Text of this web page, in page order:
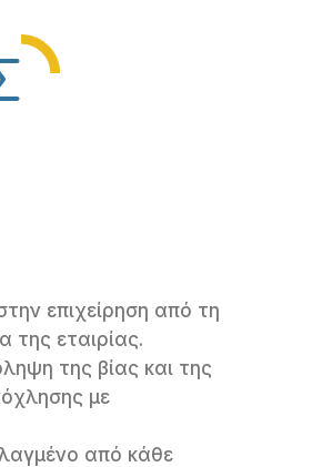
επιχείρηση από τη
της εταιρίας.
της βίας και της
με
από κάθε